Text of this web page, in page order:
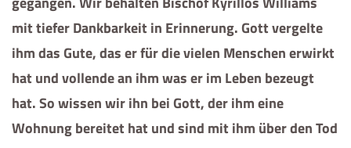
mit tiefer Dankbarkeit in Erinnerung. Gott vergelte
ihm das Gute, das er für die vielen Menschen erwirkt
hat und vollende an ihm was er im Leben bezeugt
hat. So wissen wir ihn bei Gott, der ihm eine
Wohnung bereitet hat und sind mit ihm über den Tod